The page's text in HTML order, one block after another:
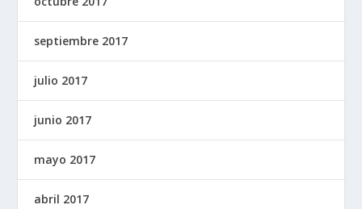
septiembre 2017
julio 2017
junio 2017
mayo 2017
abril 2017